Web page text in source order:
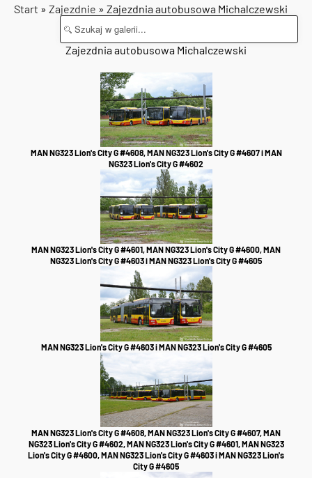
Start » Zajezdnie » Zajezdnia autobusowa Michalczewski
Zajezdnia autobusowa Michalczewski
MAN NG323 Lion's City G #4608, MAN NG323 Lion's City G #4607 i MAN
NG323 Lion's City G #4602
MAN NG323 Lion's City G #4601, MAN NG323 Lion's City G #4600, MAN
NG323 Lion's City G #4603 i MAN NG323 Lion's City G #4605
MAN NG323 Lion's City G #4603 i MAN NG323 Lion's City G #4605
MAN NG323 Lion's City G #4608, MAN NG323 Lion's City G #4607, MAN
NG323 Lion's City G #4602, MAN NG323 Lion's City G #4601, MAN NG323
Lion's City G #4600, MAN NG323 Lion's City G #4603 i MAN NG323 Lion's
City G #4605